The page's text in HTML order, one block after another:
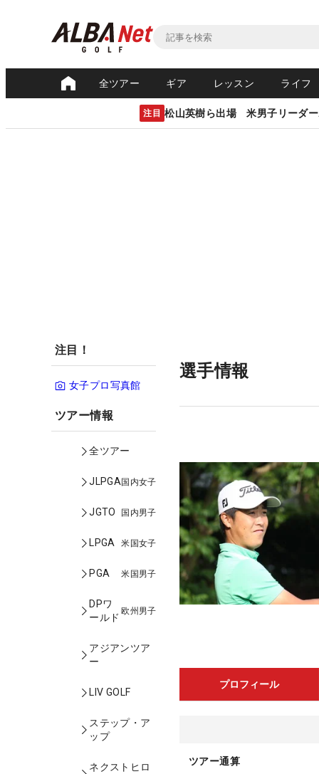
全ツアー ギア レッスン ライフ
注目 松山英樹ら出場 米男子リーダー
注目！
女子プロ写真館
ツアー情報
全ツアー
JLPGA国内女子
JGTO 国内男子
LPGA 米国女子
PGA 米国男子
DPワ
ールド
欧州男子
アジアンツア
ー
LIV GOLF
ステップ・ア
ップ
ネクストヒロ
選手情報
プロフィール
ツアー通算